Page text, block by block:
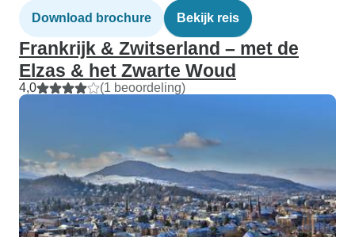
Download brochure Bekijk reis
Frankrijk & Zwitserland – met de
Elzas & het Zwarte Woud
4,0 (1 beoordeling)